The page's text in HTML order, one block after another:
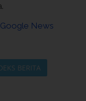
Google News
BERITA